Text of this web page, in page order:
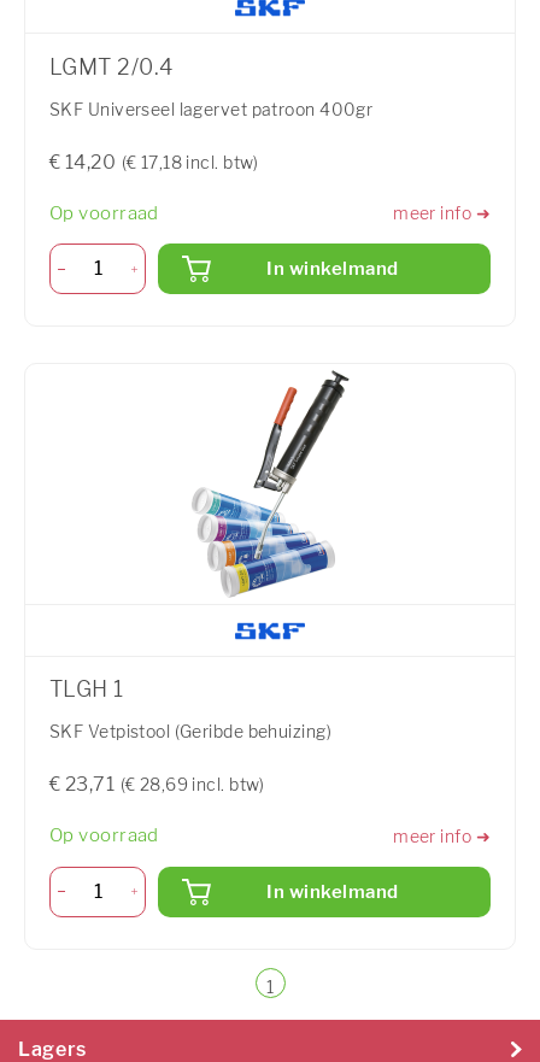
LGMT 2/0.4
SKF Universeel lagervet patroon 400gr
€ 14,20 (€ 17,18 incl. btw)
Op voorraad meer info ➜
In winkelmand
TLGH 1
SKF Vetpistool (Geribde behuizing)
€ 23,71 (€ 28,69 incl. btw)
Op voorraad meer info ➜
In winkelmand
1
Lagers